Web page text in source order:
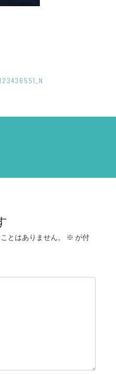
とはありません。 ※ が付